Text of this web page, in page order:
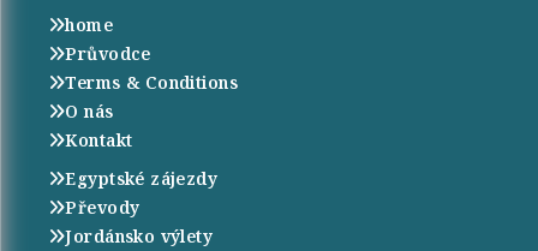
home
Průvodce
Terms & Conditions
O nás
Kontakt
Egyptské zájezdy
Převody
Jordánsko výlety